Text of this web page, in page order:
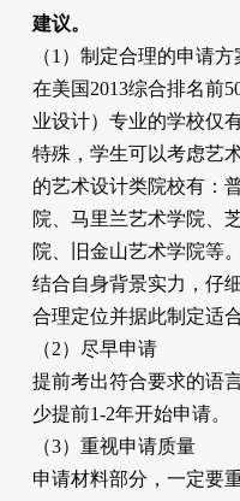
建议。
（1）制定合理的申请方
在美国2013综合排名前
业设计）专业的学校仅
特殊，学生可以考虑艺
的艺术设计类院校有：
院、马里兰艺术学院、
院、旧金山艺术学院等
结合自身背景实力，仔
合理定位并据此制定适
（2）尽早申请
提前考出符合要求的语
少提前1-2年开始申请。
（3）重视申请质量
申请材料部分，一定要